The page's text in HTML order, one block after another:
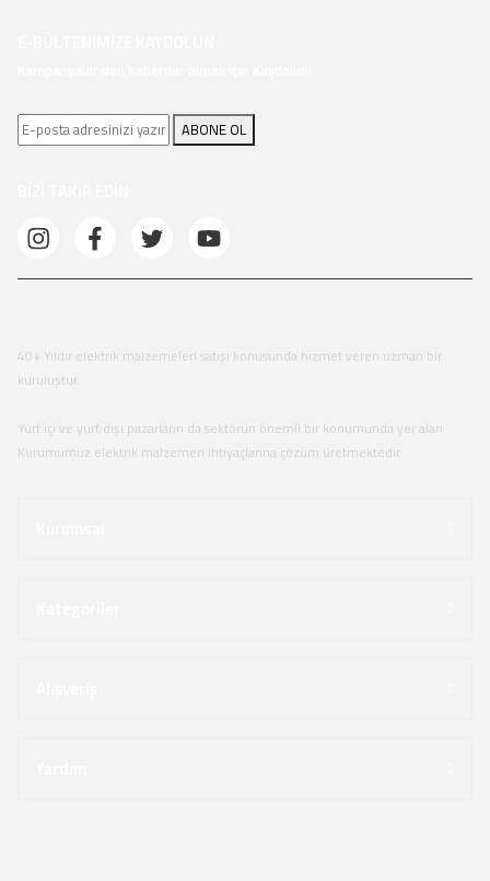
ABONE OL
40+ Yıldır elektrik malzemeleri satışı konusunda hizmet veren uzman bir
kuruluştur.
Yurt içi ve yurt dışı pazarların da sektörün önemli bir konumunda yer alan
Kurumumuz elektrik malzemeri ihtiyaçlarına çözüm üretmektedir.